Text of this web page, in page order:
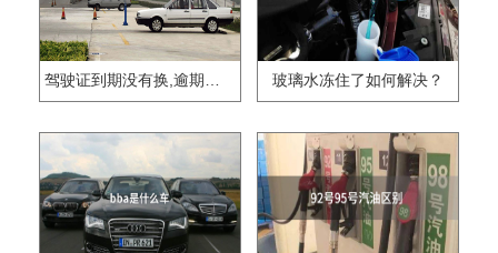
驾驶证到期没有换,逾期怎么办?? 玻璃水冻住了如何解决？